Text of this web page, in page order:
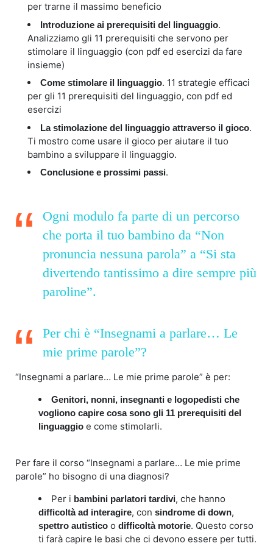
per trarne il massimo beneficio
Introduzione ai prerequisiti del linguaggio.
Analizziamo gli 11 prerequisiti che servono per
stimolare il linguaggio (con pdf ed esercizi da fare
insieme)
Come stimolare il linguaggio. 11 strategie efficaci
per gli 11 prerequisiti del linguaggio, con pdf ed
esercizi
La stimolazione del linguaggio attraverso il gioco.
Ti mostro come usare il gioco per aiutare il tuo
bambino a sviluppare il linguaggio.
Conclusione e prossimi passi.
Ogni modulo fa parte di un percorso
che porta il tuo bambino da “Non
pronuncia nessuna parola” a “Si sta
divertendo tantissimo a dire sempre più
paroline”.
Per chi è “Insegnami a parlare… Le
mie prime parole”?
“Insegnami a parlare… Le mie prime parole” è per:
Genitori, nonni, insegnanti e logopedisti che
vogliono capire cosa sono gli 11 prerequisiti del
linguaggio e come stimolarli.
Per fare il corso “Insegnami a parlare… Le mie prime
parole” ho bisogno di una diagnosi?
Per i bambini parlatori tardivi, che hanno
difficoltà ad interagire, con sindrome di down,
spettro autistico o difficoltà motorie. Questo corso
ti farà capire le basi che ci devono essere per tutti.